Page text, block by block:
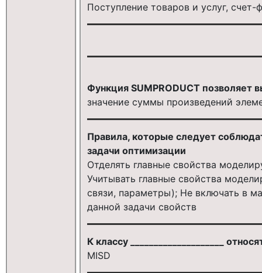
Поступление товаров и услуг,
Функция SUMPRODUCT позволяет
значение суммы произведений
Правила, которые следует
задачи оптимизации
Отделять главные свойства
Учитывать главные свойства
связи, параметры); Не включать в
данной задачи свойств
К классу ____________________
MISD